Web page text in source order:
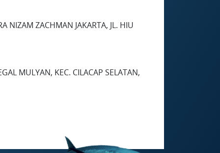
NIZAM ZACHMAN JAKARTA, JL. HIU
MULYAN, KEC. CILACAP SELATAN,